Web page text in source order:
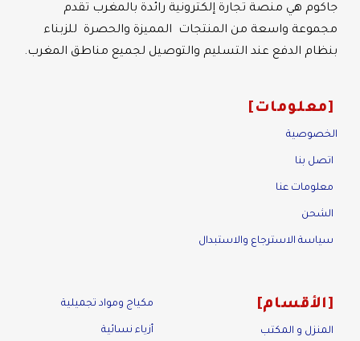
جاكوم هي منصة تجارة إلكترونية رائدة بالمغرب تقدم
مجموعة واسعة من المنتجات المميزة والحصرة للزبناء
بنظام الدفع عند التسليم والتوصيل لجميع مناطق المغرب.
معلومات
الخصوصية
اتصل بنا
معلومات عنا
الشحن
سياسة الاسترجاع والاستبدال
الأقسام
المنزل و المكتب
مكياج ومواد تجميلية
أزياء نسائية